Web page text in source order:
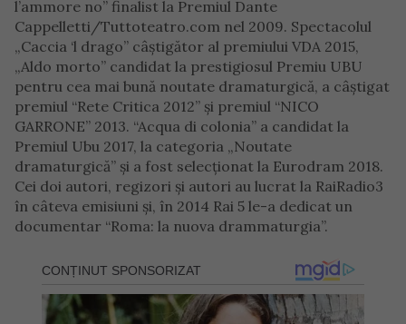
l’ammore no” finalist la Premiul Dante
Cappelletti/Tuttoteatro.com nel 2009. Spectacolul
„Caccia ‘l drago” câştigător al premiului VDA 2015,
„Aldo morto” candidat la prestigiosul Premiu UBU
pentru cea mai bună noutate dramaturgică, a câştigat
premiul “Rete Critica 2012” şi premiul “NICO
GARRONE” 2013. “Acqua di colonia” a candidat la
Premiul Ubu 2017, la categoria „Noutate
dramaturgică” şi a fost selecţionat la Eurodram 2018.
Cei doi autori, regizori şi autori au lucrat la RaiRadio3
în câteva emisiuni şi, în 2014 Rai 5 le-a dedicat un
documentar “Roma: la nuova drammaturgia”.